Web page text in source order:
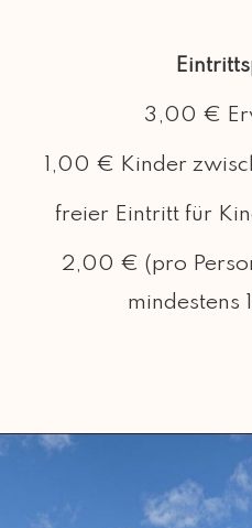
3,00 €
1,00 € Kinder
freier Eintritt für
2,00 € (pro
mindestens